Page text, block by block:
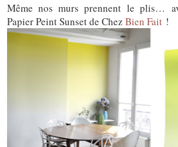
Même nos murs prennent le plis…
Papier Peint Sunset de Chez Bien Fait !